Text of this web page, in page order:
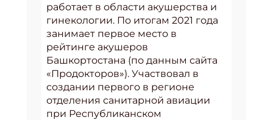
работает в области акушерства и
гинекологии. По итогам 2021 года
занимает первое место в
рейтинге акушеров
Башкортостана (по данным сайта
«Продокторов»). Участвовал в
создании первого в регионе
отделения санитарной авиации
при Республиканском